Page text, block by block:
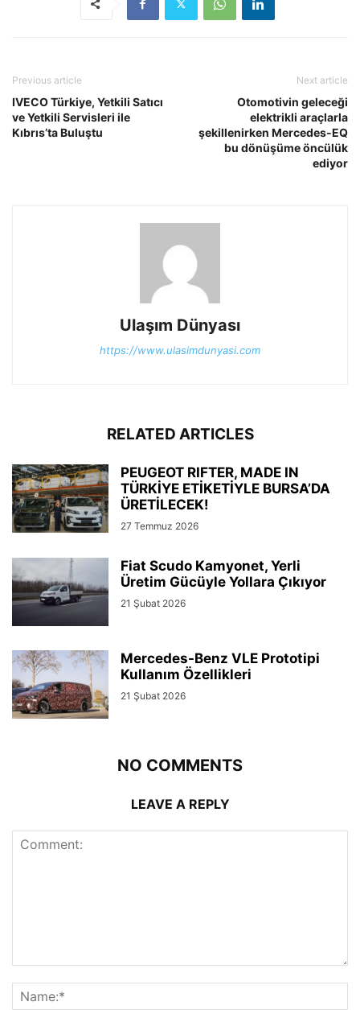
Previous article
IVECO Türkiye, Yetkili Satıcı
ve Yetkili Servisleri ile
Kıbrıs’ta Buluştu
Next article
Otomotivin geleceği
elektrikli araçlarla
şekillenirken Mercedes-EQ
bu dönüşüme öncülük
ediyor
Ulaşım Dünyası
https://www.ulasimdunyasi.com
RELATED ARTICLES
PEUGEOT RIFTER, MADE IN
TÜRKİYE ETİKETİYLE BURSA’DA
ÜRETİLECEK!
27 Temmuz 2026
Fiat Scudo Kamyonet, Yerli
Üretim Gücüyle Yollara Çıkıyor
21 Şubat 2026
Mercedes-Benz VLE Prototipi
Kullanım Özellikleri
21 Şubat 2026
NO COMMENTS
LEAVE A REPLY